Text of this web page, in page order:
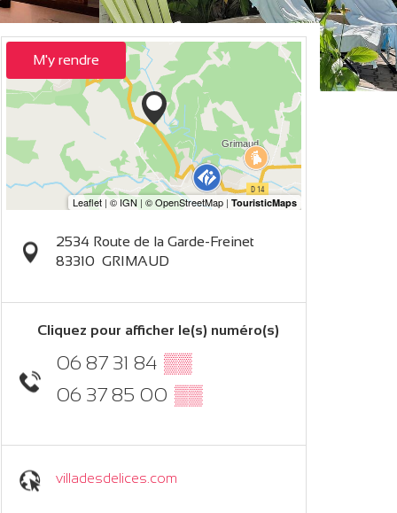
M'y rendre
2534 Route de la Garde-Freinet
83310 GRIMAUD
Cliquez pour afficher le(s) numéro(s)
06 87 31 84 ▒▒
06 37 85 00 ▒▒
villadesdelices.com